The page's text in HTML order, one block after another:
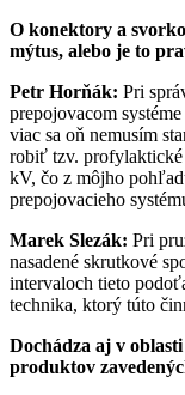
O konektory a
mýtus, alebo je to
Petr Horňák: Pri
prepojovacom
viac sa oň nemusím
robiť tzv. profylaktické
kV, čo z môjho
prepojovacieho
Marek Slezák: Pri
nasadené skrutkové
intervaloch tieto
technika, ktorý túto
Dochádza aj v
produktov